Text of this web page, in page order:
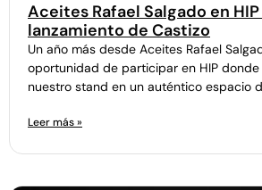
Aceites Rafael Salgado en
lanzamiento de Castizo
Un año más desde Aceites Rafael
oportunidad de participar en HIP
nuestro stand en un auténtico espacio
Leer más »